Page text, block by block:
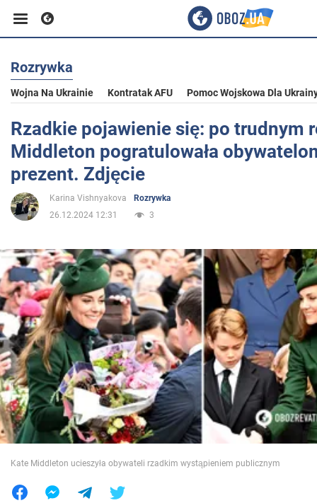
Biznes
Sport
Życie
Polityka
Społeczeństwo
Wojna na Ukrainie
Świat
Jedzenie
Rozrywka
Wojna Na Ukrainie Kontratak AFU Pomoc Wojskowa Dla
Rzadkie pojawienie się: po trudnym
Middleton pogratulowała
prezent. Zdjęcie
Karina Vishnyakova
Rozrywka
26.12.2024 12:31
3
Kate Middleton ucieszyła obywateli rzadkim wystąpieniem publicznym